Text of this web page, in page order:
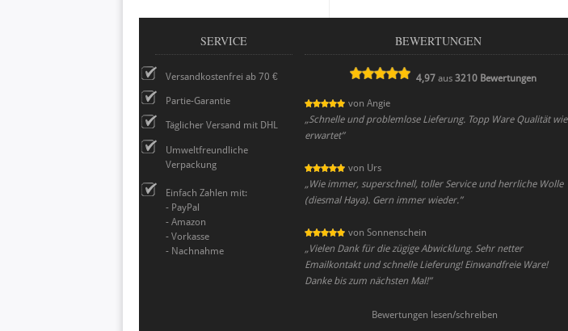
SERVICE
Versandkostenfrei ab 70 €
Partie-Garantie
Täglicher Versand mit DHL
Umweltfreundliche
Verpackung
Einfach Zahlen mit:
- PayPal
- Amazon
- Vorkasse
- Nachnahme
BEWERTUNGEN
4,97 aus3210 Bewertungen
von Angie
„Schnelle und problemlose Lieferung. Topp Ware Qualität wie
erwartet”
von Urs
„Wie immer, superschnell, toller Service und herrliche Wolle
(diesmal Haya). Gern immer wieder.”
von Sonnenschein
„Vielen Dank für die zügige Abwicklung. Sehr netter
Emailkontakt und schnelle Lieferung! Einwandfreie Ware!
Danke bis zum nächsten Mal!”
Bewertungen lesen/schreiben